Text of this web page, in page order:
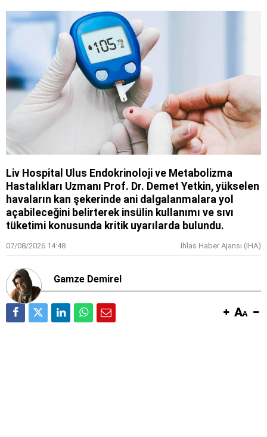
Liv Hospital Ulus Endokrinoloji ve Metabolizma
Hastalıkları Uzmanı Prof. Dr. Demet Yetkin, yükselen
havaların kan şekerinde ani dalgalanmalara yol
açabileceğini belirterek insülin kullanımı ve sıvı
tüketimi konusunda kritik uyarılarda bulundu.
07/08/2026 14:48 İhlas Haber Ajansı (IHA)
Gamze Demirel